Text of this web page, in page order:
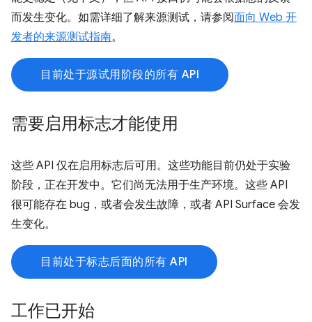
而发生变化。如需详细了解来源测试，请参阅面向 Web 开
发者的来源测试指南。
目前处于源试用阶段的所有 API
需要启用标志才能使用
这些 API 仅在启用标志后可用。这些功能目前仍处于实验
阶段，正在开发中。它们尚无法用于生产环境。这些 API
很可能存在 bug，或者会发生故障，或者 API Surface 会发
生变化。
目前处于标志后面的所有 API
工作已开始